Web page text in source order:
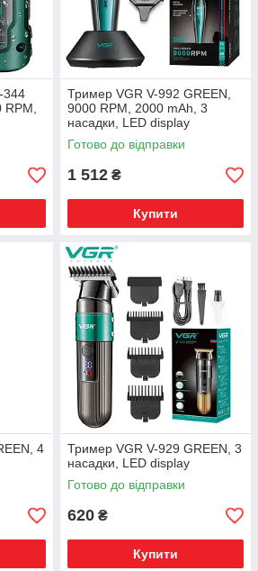
344
Тример VGR V-992 GREEN,
9000 RPM, 2000 mAh, 3
насадки, LED display
Готово до відправки
1 512 ₴
Купити
4
Тример VGR V-929 GREEN, 3
насадки, LED display
Готово до відправки
620 ₴
Купити